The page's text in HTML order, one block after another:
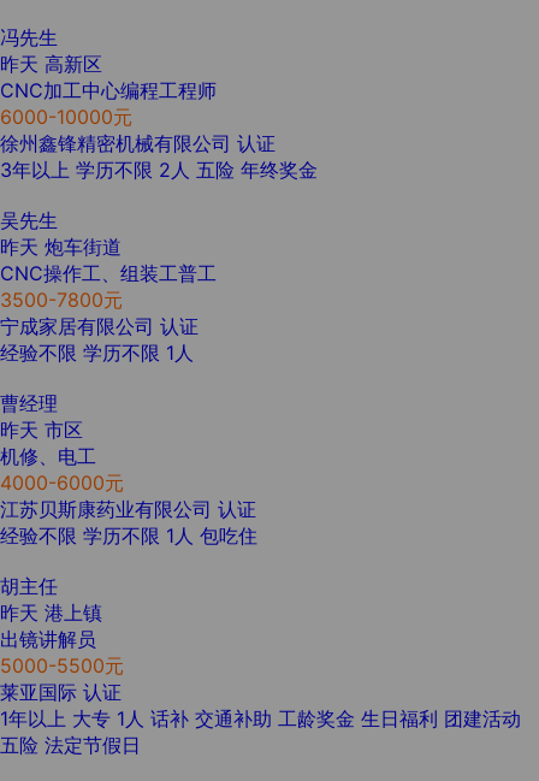
冯先生
昨天 高新区
CNC加工中心编程工程师
6000-10000元
徐州鑫锋精密机械有限公司 认证
3年以上 学历不限 2人 五险 年终奖金
吴先生
昨天 炮车街道
CNC操作工、组装工普工
3500-7800元
宁成家居有限公司 认证
经验不限 学历不限 1人
曹经理
昨天 市区
机修、电工
4000-6000元
江苏贝斯康药业有限公司 认证
经验不限 学历不限 1人 包吃住
胡主任
昨天 港上镇
出镜讲解员
5000-5500元
莱亚国际 认证
1年以上 大专 1人 话补 交通补助 工龄奖金 生日福利 团建活动
五险 法定节假日